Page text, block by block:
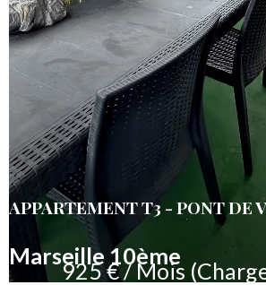
APPARTEMENT T3 - PONT DE
Marseille 10ème
925 € / Mois